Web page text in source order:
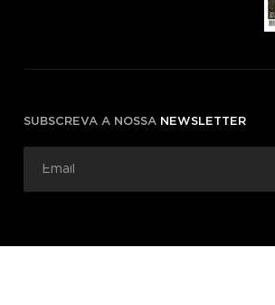
SUBSCREVA A NOSSA NEWSLETTER